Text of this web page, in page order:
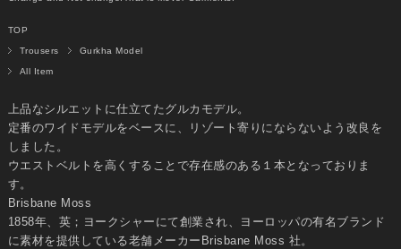
TOP
Trousers Gurkha Model
All Item
上品なシルエットに仕立てたグルカモデル。
定番のワイドモデルをベースに、リゾート寄りにならないよう改良を
しました。
ウエストベルトを高くすることで存在感のある１本となっておりま
す。
Brisbane Moss
1858年、英；ヨークシャーにて創業され、ヨーロッパの有名ブランド
に素材を提供している老舗メーカーBrisbane Moss 社。